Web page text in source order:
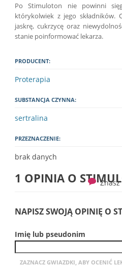
Po Stimuloton nie powinni
którykolwiek z jego składników.
jaskrę, cukrzycę oraz
stanie poinformować lekarza.
PRODUCENT:
Proterapia
SUBSTANCJA CZYNNA:
sertralina
PRZEZNACZENIE:
brak danych
1 OPINIA O
NAPISZ SWOJĄ OPINIĘ O
Imię lub pseudonim
ZAZNACZ GWIAZDKI, ABY OCENIĆ